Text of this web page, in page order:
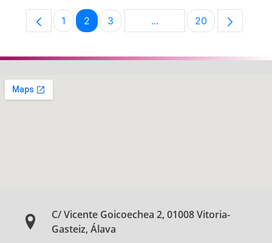
Página
1 Página
2 Página
3 ...Páginas intermedias Use
Página
20
C/ Vicente Goicoechea 2, 01008 Vitoria-
Gasteiz, Álava